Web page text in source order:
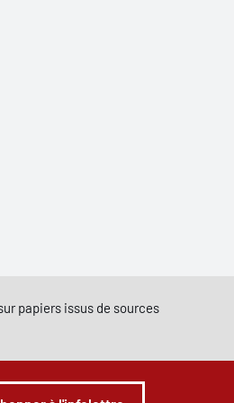
papiers issus de sources